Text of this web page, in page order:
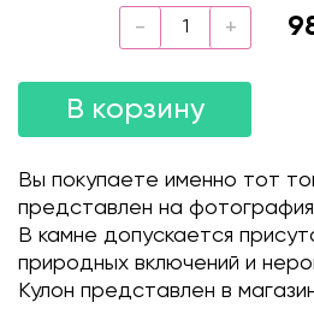
В корзину
Вы покупаете именно тот
представлен на
В камне допускается
природных включений и
Кулон представлен в